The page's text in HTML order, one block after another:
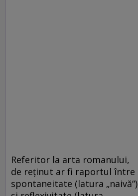
Referitor la arta romanului,
de reţinut ar fi raportul între
spontaneitate (latura „naivă“)